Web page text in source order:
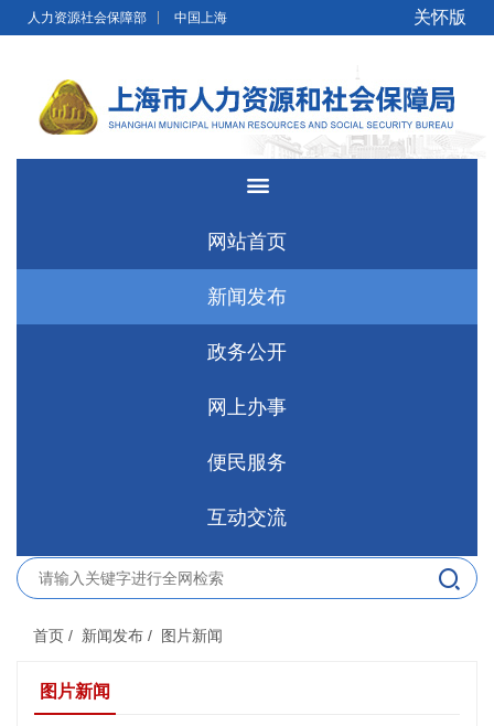
无障碍操作说明 跳转到网站导航区
人力资源社会保障部 中国上海 关怀版
网站首页
新闻发布
政务公开
网上办事
便民服务
互动交流
首页 / 新闻发布 / 图片新闻
图片新闻